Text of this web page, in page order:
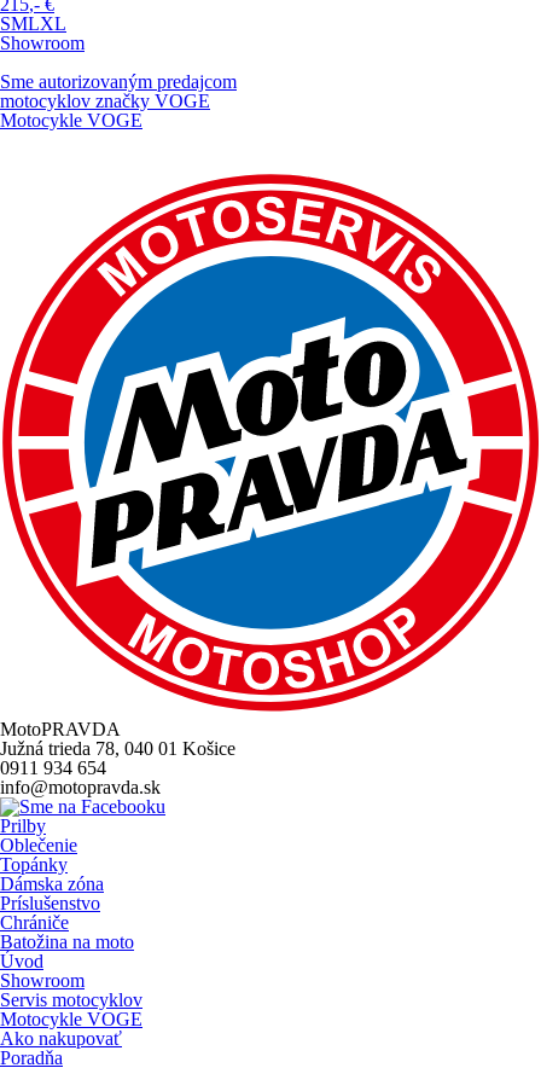
215,- €
SMLXL
Showroom
Sme autorizovaným predajcom
motocyklov značky VOGE
Motocykle VOGE
MotoPRAVDA
Južná trieda 78, 040 01 Košice
0911 934 654
info@motopravda.sk
Prilby
Oblečenie
Topánky
Dámska zóna
Príslušenstvo
Chrániče
Batožina na moto
Úvod
Showroom
Servis motocyklov
Motocykle VOGE
Ako nakupovať
Poradňa